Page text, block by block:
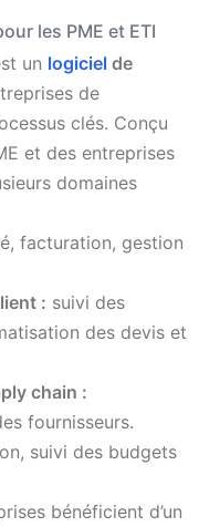
les PME et ETI
un logiciel de
de
clés. Conçu
et des entreprises
domaines
facturation, gestion
: suivi des
des devis et
chain :
fournisseurs.
suivi des budgets
bénéficient d’un